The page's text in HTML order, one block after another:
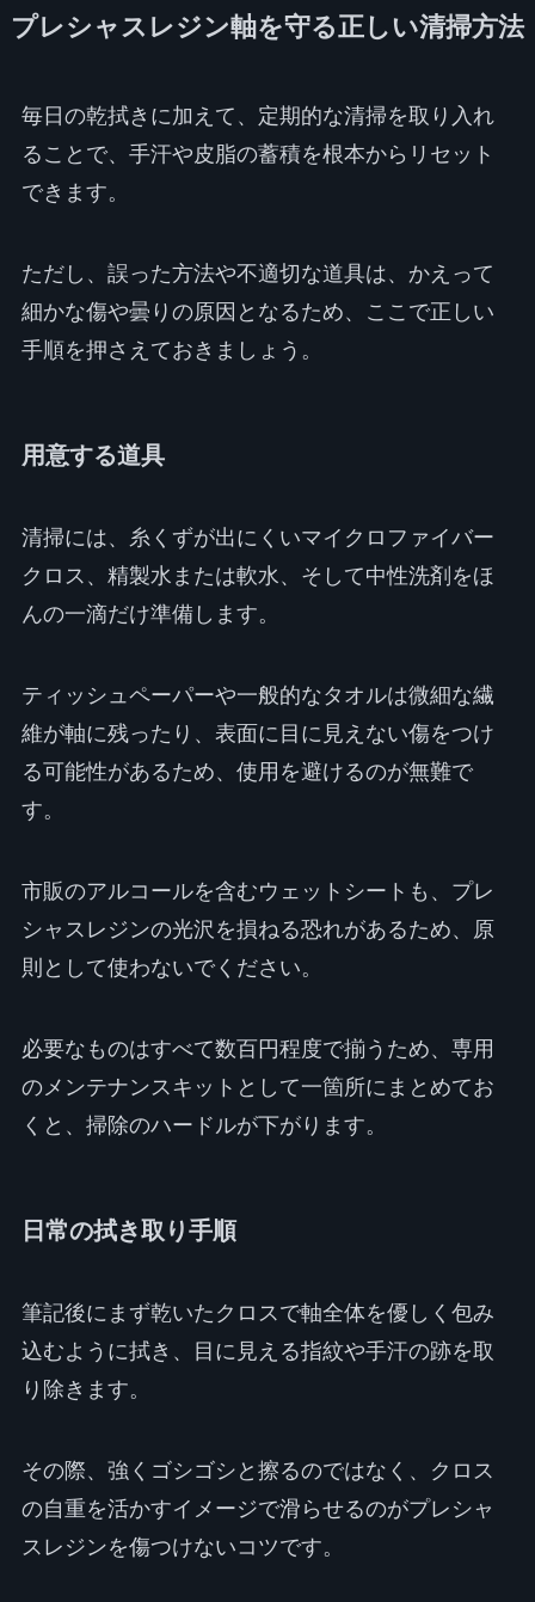
プレシャスレジン軸を守る正しい清掃方法
毎日の乾拭きに加えて、定期的な清掃を取り入れ
ることで、手汗や皮脂の蓄積を根本からリセット
できます。
ただし、誤った方法や不適切な道具は、かえって
細かな傷や曇りの原因となるため、ここで正しい
手順を押さえておきましょう。
用意する道具
清掃には、糸くずが出にくいマイクロファイバー
クロス、精製水または軟水、そして中性洗剤をほ
んの一滴だけ準備します。
ティッシュペーパーや一般的なタオルは微細な繊
維が軸に残ったり、表面に目に見えない傷をつけ
る可能性があるため、使用を避けるのが無難で
す。
市販のアルコールを含むウェットシートも、プレ
シャスレジンの光沢を損ねる恐れがあるため、原
則として使わないでください。
必要なものはすべて数百円程度で揃うため、専用
のメンテナンスキットとして一箇所にまとめてお
くと、掃除のハードルが下がります。
日常の拭き取り手順
筆記後にまず乾いたクロスで軸全体を優しく包み
込むように拭き、目に見える指紋や手汗の跡を取
り除きます。
その際、強くゴシゴシと擦るのではなく、クロス
の自重を活かすイメージで滑らせるのがプレシャ
スレジンを傷つけないコツです。